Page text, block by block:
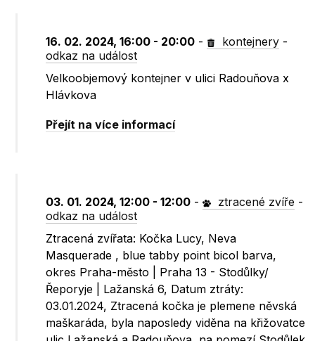
16. 02. 2024, 16:00 - 20:00 - kontejnery -
odkaz na událost
Velkoobjemový kontejner v ulici Radouňova x
Hlávkova
Přejít na více informací
03. 01. 2024, 12:00 - 12:00 - ztracené zvíře -
odkaz na událost
Ztracená zvířata: Kočka Lucy, Neva
Masquerade , blue tabby point bicol barva,
okres Praha-město | Praha 13 - Stodůlky/
Řeporyje | Lažanská 6, Datum ztráty:
03.01.2024, Ztracená kočka je plemene něvská
maškaráda, byla naposledy viděna na křižovatce